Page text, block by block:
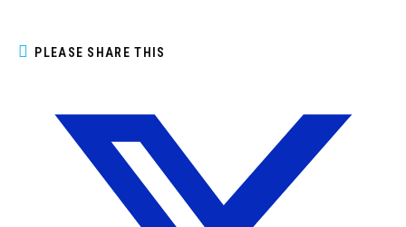
PLEASE SHARE THIS